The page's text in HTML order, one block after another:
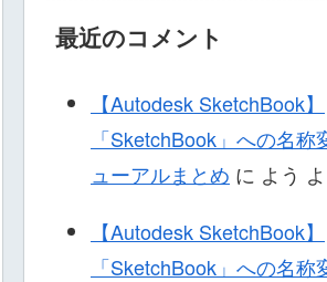
最近のコメント
【Autodesk SketchBook】
「SketchBook」への名称
ューアルまとめ に よう
【Autodesk SketchBook】
「SketchBook」への名称